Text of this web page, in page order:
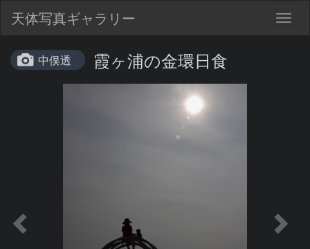
天体写真ギャラリー
中俣透 霞ヶ浦の金環日食